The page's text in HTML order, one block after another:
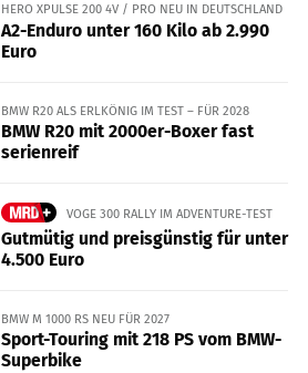
HERO XPULSE 200 4V / PRO NEU IN DEUTSCHLAND
A2-Enduro unter 160 Kilo ab 2.990
Euro
BMW R20 ALS ERLKÖNIG IM TEST – FÜR 2028
BMW R20 mit 2000er-Boxer fast
serienreif
VOGE 300 RALLY IM ADVENTURE-TEST
Gutmütig und preisgünstig für unter
4.500 Euro
BMW M 1000 RS NEU FÜR 2027
Sport-Touring mit 218 PS vom BMW-
Superbike